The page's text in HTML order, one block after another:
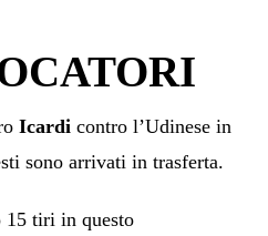
Icardi contro l’Udinese in
sono arrivati in trasferta.
15 tiri in questo